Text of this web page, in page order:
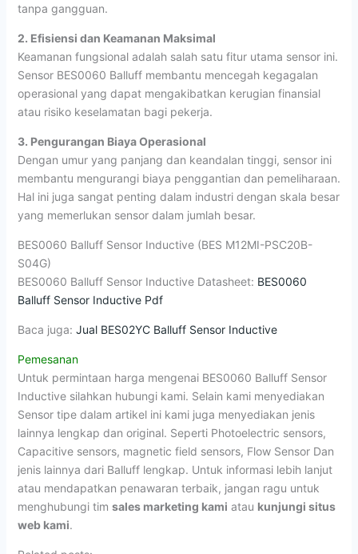
tanpa gangguan.
2. Efisiensi dan Keamanan Maksimal
Keamanan fungsional adalah salah satu fitur utama sensor ini.
Sensor BES0060 Balluff membantu mencegah kegagalan
operasional yang dapat mengakibatkan kerugian finansial
atau risiko keselamatan bagi pekerja.
3. Pengurangan Biaya Operasional
Dengan umur yang panjang dan keandalan tinggi, sensor ini
membantu mengurangi biaya penggantian dan pemeliharaan.
Hal ini juga sangat penting dalam industri dengan skala besar
yang memerlukan sensor dalam jumlah besar.
BES0060 Balluff Sensor Inductive (BES M12MI-PSC20B-
S04G)
BES0060 Balluff Sensor Inductive Datasheet: BES0060
Balluff Sensor Inductive Pdf
Baca juga: Jual BES02YC Balluff Sensor Inductive
Pemesanan
Untuk permintaan harga mengenai BES0060 Balluff Sensor
Inductive silahkan hubungi kami. Selain kami menyediakan
Sensor tipe dalam artikel ini kami juga menyediakan jenis
lainnya lengkap dan original. Seperti Photoelectric sensors,
Capacitive sensors, magnetic field sensors, Flow Sensor Dan
jenis lainnya dari Balluff lengkap. Untuk informasi lebih lanjut
atau mendapatkan penawaran terbaik, jangan ragu untuk
menghubungi tim sales marketing kami atau kunjungi situs
web kami.